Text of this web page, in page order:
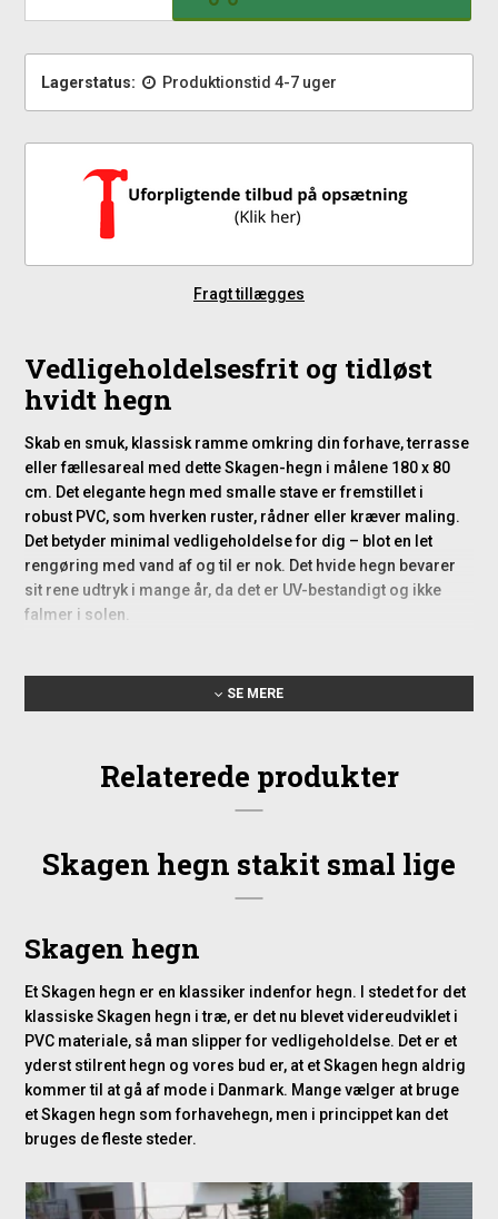
Lagerstatus: Produktionstid 4-7 uger
Fragt tillægges
Vedligeholdelsesfrit og tidløst
hvidt hegn
Skab en smuk, klassisk ramme omkring din forhave, terrasse
eller fællesareal med dette Skagen-hegn i målene 180 x 80
cm. Det elegante hegn med smalle stave er fremstillet i
robust PVC, som hverken ruster, rådner eller kræver maling.
Det betyder minimal vedligeholdelse for dig – blot en let
rengøring med vand af og til er nok. Det hvide hegn bevarer
sit rene udtryk i mange år, da det er UV-bestandigt og ikke
falmer i solen.
solid og flot afgrænsning uden at skulle bruge tid og penge
Klassisk skandinavisk design
passer godt ind i både moderne og traditionelle omgivelser.
Det fungerer perfekt som lav afskærmning i forhaven eller
på 80 cm giver en åben følelse, samtidig med at det markerer
tydelige rammer.
Materialer og konstruktion
Hegnet er fremstillet i samme type PVC, som bruges til
vinduer, og er konstrueret til at holde til det danske vejr året
rundt. Det krakelerer ikke, det ændrer ikke farve, og det kan
klare belastning på op til cirka 200 kg – uden at gå på
ingen overfladebehandling, og du slipper helt for rust og råd,
SE MERE
Relaterede produkter
Skagen hegn stakit smal lige
Skagen hegn
Et Skagen hegn er en klassiker indenfor hegn. I stedet for det
klassiske Skagen hegn i træ, er det nu blevet videreudviklet i
PVC materiale, så man slipper for vedligeholdelse. Det er et
yderst stilrent hegn og vores bud er, at et Skagen hegn aldrig
kommer til at gå af mode i Danmark. Mange vælger at bruge
et Skagen hegn som forhavehegn, men i princippet kan det
bruges de fleste steder.